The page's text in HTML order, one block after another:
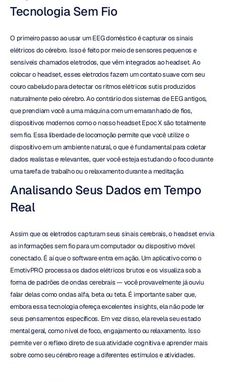
Tecnologia Sem Fio
O primeiro passo ao usar um EEG doméstico é capturar os sinais
elétricos do cérebro. Isso é feito por meio de sensores pequenos e
sensíveis chamados eletrodos, que vêm integrados ao headset. Ao
colocar o headset, esses eletrodos fazem um contato suave com seu
couro cabeludo para detectar os ritmos elétricos sutis produzidos
naturalmente pelo cérebro. Ao contrário dos sistemas de EEG antigos,
que prendiam você a uma máquina com um emaranhado de fios,
dispositivos modernos como o nosso headset Epoc X são totalmente
sem fio. Essa liberdade de locomoção permite que você utilize o
dispositivo em um ambiente natural, o que é fundamental para coletar
dados realistas e relevantes, quer você esteja estudando o foco durante
uma tarefa de trabalho ou o relaxamento durante a meditação.
Analisando Seus Dados em Tempo
Real
Assim que os eletrodos capturam seus sinais cerebrais, o headset envia
as informações sem fio para um computador ou dispositivo móvel
conectado. É aí que o software entra em ação. Um aplicativo como o
EmotivPRO processa os dados elétricos brutos e os visualiza sob a
forma de padrões de ondas cerebrais — você provavelmente já ouviu
falar delas como ondas alfa, beta ou teta. É importante saber que,
embora essa tecnologia ofereça excelentes insights, ela não pode ler
seus pensamentos específicos. Em vez disso, ela revela seu estado
mental geral, como nível de foco, engajamento ou relaxamento. Isso
permite ver o reflexo direto de sua atividade cognitiva e aprender mais
sobre como seu cérebro reage a diferentes estímulos e atividades.